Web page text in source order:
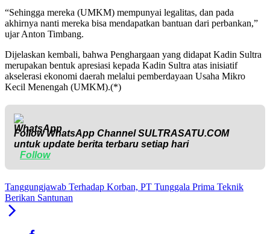
“Sehingga mereka (UMKM) mempunyai legalitas, dan pada
akhirnya nanti mereka bisa mendapatkan bantuan dari perbankan,”
ujar Anton Timbang.
Dijelaskan kembali, bahwa Penghargaan yang didapat Kadin Sultra
merupakan bentuk apresiasi kepada Kadin Sultra atas inisiatif
akselerasi ekonomi daerah melalui pemberdayaan Usaha Mikro
Kecil Menengah (UMKM).(*)
Follow WhatsApp ChannelSULTRASATU.COM
untuk update berita terbaru setiap hari
Follow
Tanggungjawab Terhadap Korban, PT Tunggala Prima Teknik
Berikan Santunan